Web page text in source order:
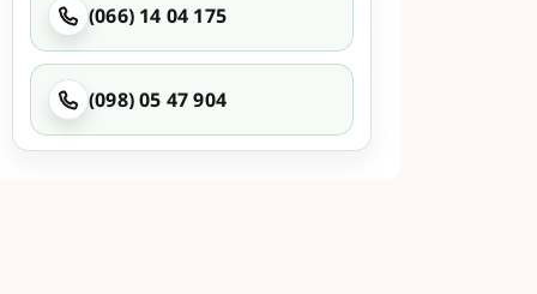
Під(066) 14 04 175
(098) 05 47 904